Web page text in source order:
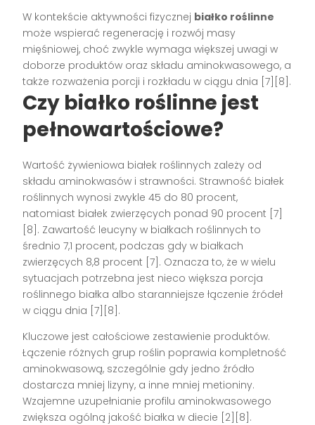
W kontekście aktywności fizycznej białko roślinne
może wspierać regenerację i rozwój masy
mięśniowej, choć zwykle wymaga większej uwagi w
doborze produktów oraz składu aminokwasowego, a
także rozważenia porcji i rozkładu w ciągu dnia [7][8].
Czy białko roślinne jest
pełnowartościowe?
Wartość żywieniowa białek roślinnych zależy od
składu aminokwasów i strawności. Strawność białek
roślinnych wynosi zwykle 45 do 80 procent,
natomiast białek zwierzęcych ponad 90 procent [7]
[8]. Zawartość leucyny w białkach roślinnych to
średnio 7,1 procent, podczas gdy w białkach
zwierzęcych 8,8 procent [7]. Oznacza to, że w wielu
sytuacjach potrzebna jest nieco większa porcja
roślinnego białka albo staranniejsze łączenie źródeł
w ciągu dnia [7][8].
Kluczowe jest całościowe zestawienie produktów.
Łączenie różnych grup roślin poprawia kompletność
aminokwasową, szczególnie gdy jedno źródło
dostarcza mniej lizyny, a inne mniej metioniny.
Wzajemne uzupełnianie profilu aminokwasowego
zwiększa ogólną jakość białka w diecie [2][8].